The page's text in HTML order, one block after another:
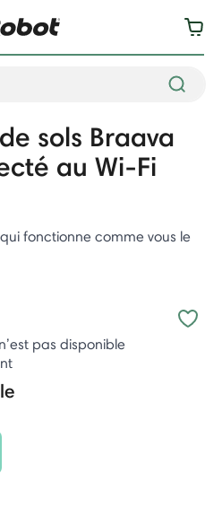
sols Braava
au Wi-Fi
fonctionne comme vous le
pas disponible